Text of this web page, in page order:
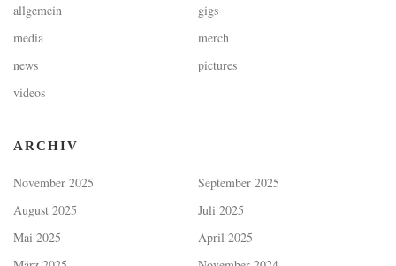
allgemein
gigs
media
merch
news
pictures
videos
ARCHIV
November 2025
September 2025
August 2025
Juli 2025
Mai 2025
April 2025